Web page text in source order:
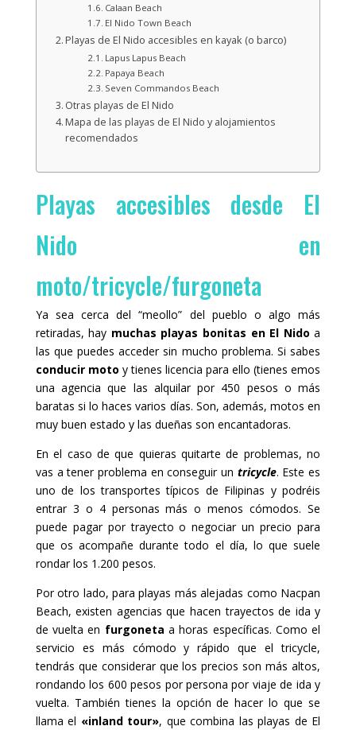
Calaan Beach
El Nido Town Beach
Playas de El Nido accesibles en kayak (o barco)
Lapus Lapus Beach
Papaya Beach
Seven Commandos Beach
Otras playas de El Nido
Mapa de las playas de El Nido y alojamientos
recomendados
Playas accesibles desde El
Nido en
moto/tricycle/furgoneta
Ya sea cerca del “meollo” del pueblo o algo más
retiradas, hay muchas playas bonitas en El Nido a
las que puedes acceder sin mucho problema. Si sabes
conducir moto y tienes licencia para ello (tienes emos
una agencia que las alquilar por 450 pesos o más
baratas si lo haces varios días. Son, además, motos en
muy buen estado y las dueñas son encantadoras.
En el caso de que quieras quitarte de problemas, no
vas a tener problema en conseguir un tricycle. Este es
uno de los transportes típicos de Filipinas y podréis
entrar 3 o 4 personas más o menos cómodos. Se
puede pagar por trayecto o negociar un precio para
que os acompañe durante todo el día, lo que suele
rondar los 1.200 pesos.
Por otro lado, para playas más alejadas como Nacpan
Beach, existen agencias que hacen trayectos de ida y
de vuelta en furgoneta a horas específicas. Como el
servicio es más cómodo y rápido que el tricycle,
tendrás que considerar que los precios son más altos,
rondando los 600 pesos por persona por viaje de ida y
vuelta. También tienes la opción de hacer lo que se
llama el «inland tour», que combina las playas de El